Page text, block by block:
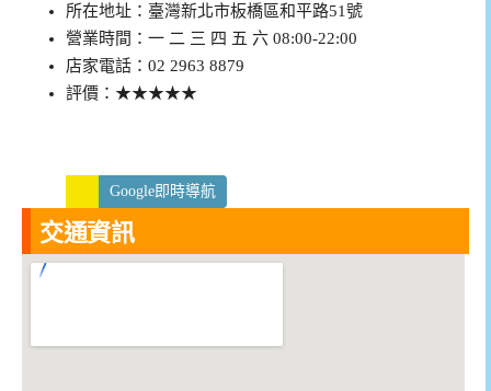
所在地址：臺灣新北市板橋區和平路51號
營業時間：一 二 三 四 五 六 08:00-22:00
店家電話：02 2963 8879
評價：★★★★★
Google即時導航
交通資訊